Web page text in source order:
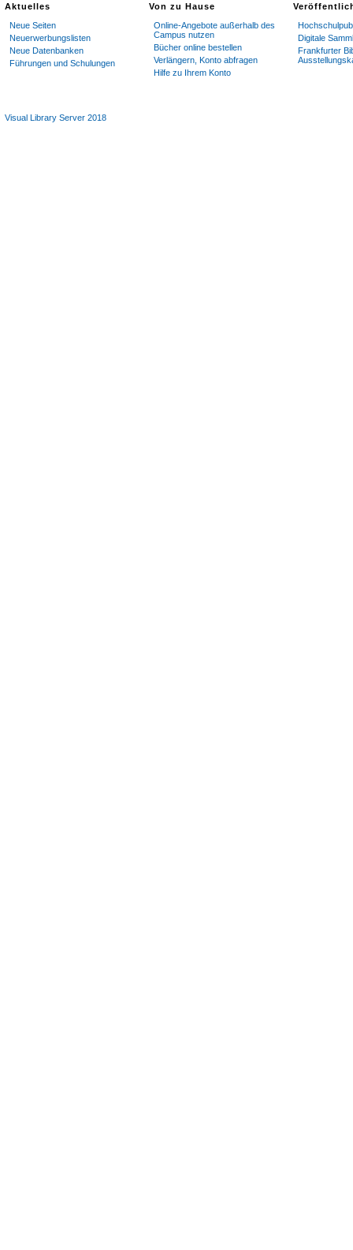
Aktuelles
Neue Seiten
Neuerwerbungslisten
Neue Datenbanken
Führungen und Schulungen
Von zu Hause
Online-Angebote außerhalb des
Campus nutzen
Bücher online bestellen
Verlängern, Konto abfragen
Hilfe zu Ihrem Konto
Digitale
Frankfurter
Visual Library Server 2018